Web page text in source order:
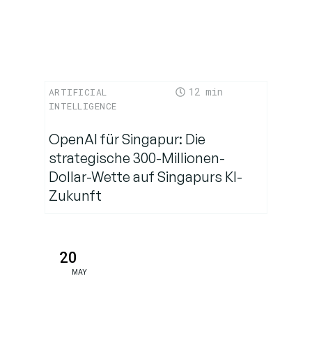
ARTIFICIAL
INTELLIGENCE
12
OpenAI für Singapur: Die
strategische 300-Millionen-
Dollar-Wette auf Singapurs KI-
Zukunft
20
MAY